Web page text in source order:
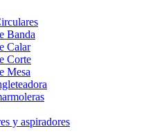
Banda
Calar
Corte
Mesa
y aspiradores